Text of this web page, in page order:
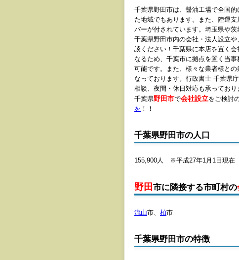
千葉県野田市は、醤油工場で全国
た地域でもあります。また、陸運
バーが付されています。埼玉県や
千葉県野田市内の会社・法人設立
談ください！千葉県に本店を置く
なるため、千葉市に拠点を置く当
可能です。また、様々な業者様と
なっております。行政書士 千葉県
相談、夜間・休日対応も承ってお
千葉県野田市で会社設立をご検討
を ！！
千葉県野田市の人口
155,900人 ※平成27年1月1日現在
野田 市に隣接する市町村の
流山市、 柏市
千葉県野田市の特徴